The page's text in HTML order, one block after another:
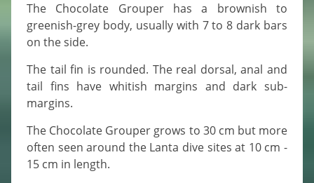
The Chocolate Grouper has a brownish to
greenish-grey body, usually with 7 to 8 dark bars
on the side.
The tail fin is rounded. The real dorsal, anal and
tail fins have whitish margins and dark sub-
margins.
The Chocolate Grouper grows to 30 cm but more
often seen around the Lanta dive sites at 10 cm -
15 cm in length.